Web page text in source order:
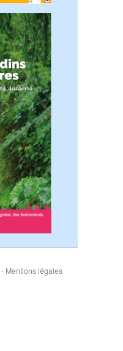
- Mentions légales